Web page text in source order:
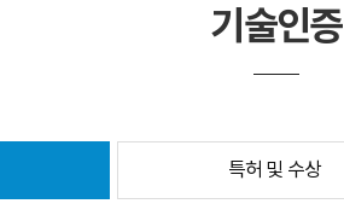
기술인증
특허 및 수상